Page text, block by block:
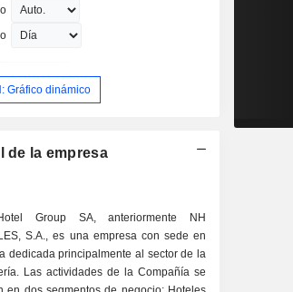
Gráfico dinámico
de la empresa
Group SA, anteriormente NH
S.A., es una empresa con sede en
dedicada principalmente al sector de la
Las actividades de la Compañía se